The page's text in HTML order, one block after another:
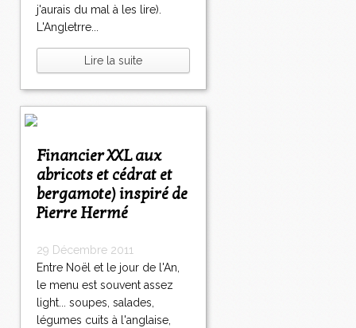
j'aurais du mal à les lire).
L'Angletrre...
Lire la suite
Financier XXL aux
abricots et cédrat et
bergamote) inspiré de
Pierre Hermé
29 Décembre 2011
Entre Noël et le jour de l'An,
le menu est souvent assez
light... soupes, salades,
légumes cuits à l'anglaise,